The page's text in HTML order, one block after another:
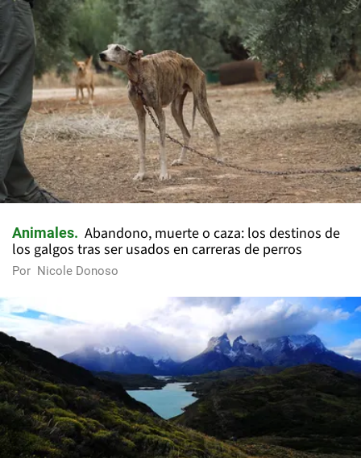
Animales
Abandono, muerte o caza: los destinos de
los galgos tras ser usados en carreras de perros
Por Nicole Donoso